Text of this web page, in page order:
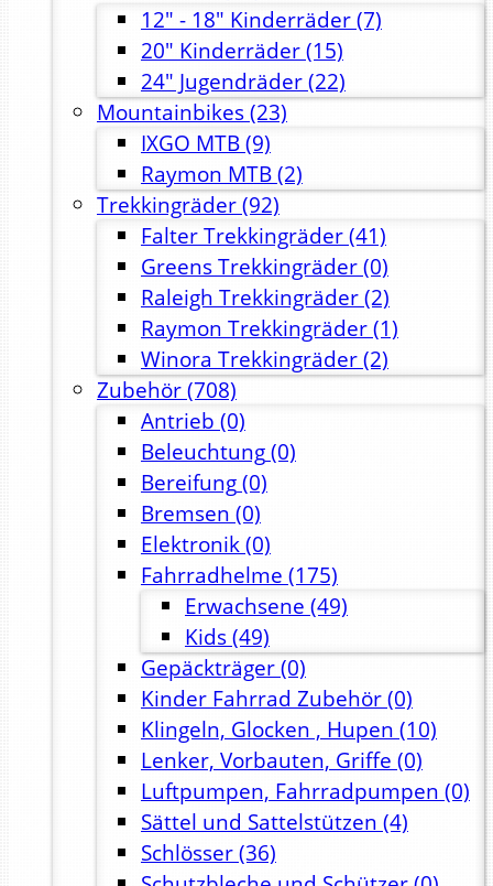
12" - 18" Kinderräder(7)
20" Kinderräder(15)
24" Jugendräder(22)
Mountainbikes(23)
IXGO MTB(9)
Raymon MTB(2)
Trekkingräder(92)
Falter Trekkingräder(41)
Greens Trekkingräder(0)
Raleigh Trekkingräder(2)
Raymon Trekkingräder(1)
Winora Trekkingräder(2)
Zubehör(708)
Antrieb (0)
Beleuchtung(0)
Bereifung(0)
Bremsen (0)
Elektronik(0)
Fahrradhelme (175)
Erwachsene (49)
Kids(49)
Gepäckträger(0)
Kinder Fahrrad Zubehör(0)
Klingeln, Glocken , Hupen (10)
Lenker, Vorbauten, Griffe (0)
Luftpumpen, Fahrradpumpen (0)
Sättel und Sattelstützen (4)
Schlösser(36)